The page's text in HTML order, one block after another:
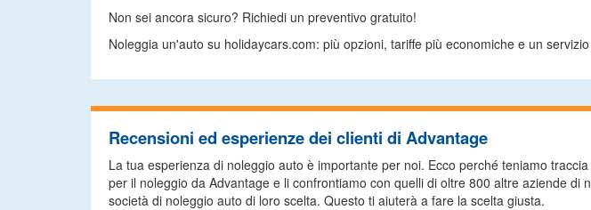
Non sei ancora sicuro? Richiedi un preventivo gratuito!
Noleggia un'auto su holidaycars.com: più opzioni, tariffe più economiche e un
Recensioni ed esperienze dei clienti di Advantage
La tua esperienza di noleggio auto è importante per noi. Ecco perché teniamo
per il noleggio da Advantage e li confrontiamo con quelli di oltre 800 altre aziende
società di noleggio auto di loro scelta. Questo ti aiuterà a fare la scelta giusta.